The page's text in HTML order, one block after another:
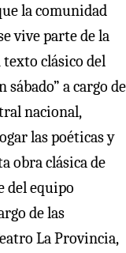
la comunidad
vive parte de la
clásico del
a cargo de
nacional,
las poéticas y
obra clásica de
del equipo
de las
La Provincia,